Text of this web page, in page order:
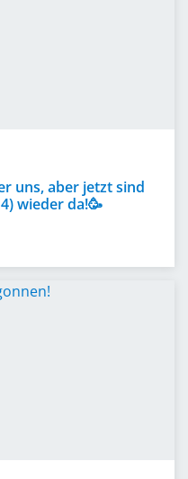
uns, aber jetzt sind
wieder da!🥳